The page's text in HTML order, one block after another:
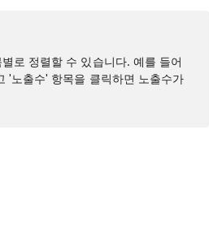
로 정렬할 수 있습니다. 예를 들어
'노출수' 항목을 클릭하면 노출수가